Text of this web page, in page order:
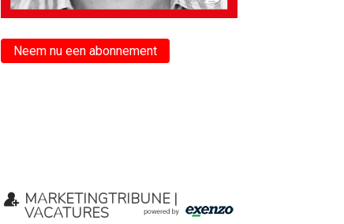
Neem nu een abonnement
MARKETINGTRIBUNE |
VACATURES